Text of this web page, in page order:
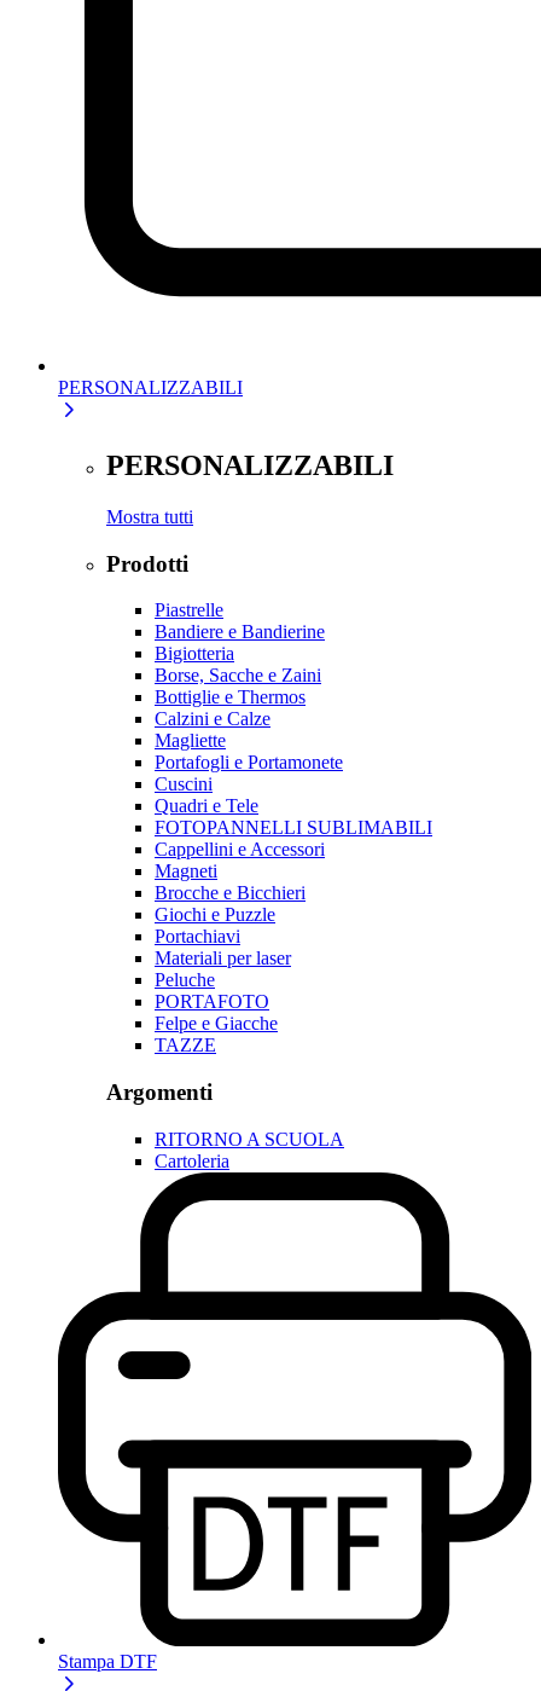
PERSONALIZZABILI
PERSONALIZZABILI
Mostra tutti
Prodotti
Piastrelle
Bandiere e Bandierine
Bigiotteria
Borse, Sacche e Zaini
Bottiglie e Thermos
Calzini e Calze
Magliette
Portafogli e Portamonete
Cuscini
Quadri e Tele
FOTOPANNELLI SUBLIMABILI
Cappellini e Accessori
Magneti
Brocche e Bicchieri
Giochi e Puzzle
Portachiavi
Materiali per laser
Peluche
PORTAFOTO
Felpe e Giacche
TAZZE
Argomenti
RITORNO A SCUOLA
Cartoleria
Stampa DTF